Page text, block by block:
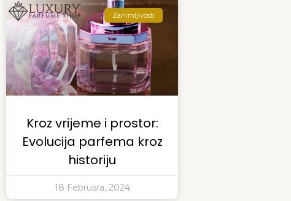
Zanimljivosti
Kroz vrijeme i prostor:
Evolucija parfema kroz
historiju
18 Februara, 2024